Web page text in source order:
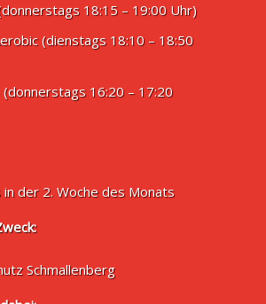
18:15 – 19:00 Uhr)
(dienstags 18:10 – 18:50
(donnerstags 16:20 – 17:20
in der 2. Woche des Monats
Schmallenberg